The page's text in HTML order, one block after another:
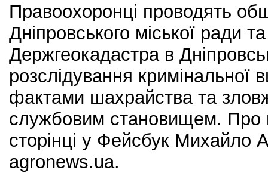
Правоохоронці проводять
Дніпровського міської ради
Держгеокадастра в
розслідування кримінальної
фактами шахрайства та
службовим становищем. Про
сторінці у Фейсбук Михайло
agronews.ua.